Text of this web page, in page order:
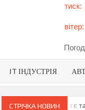
тиск:
вітер:
IT ІНДУСТРІЯ
СТРІЧКА НОВИН
Придністров’я є